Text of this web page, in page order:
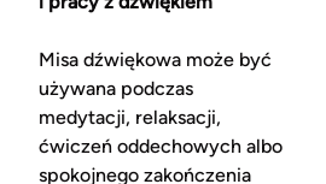
Misa dźwiękowa może być
używana podczas
medytacji, relaksacji,
ćwiczeń oddechowych albo
spokojnego zakończenia